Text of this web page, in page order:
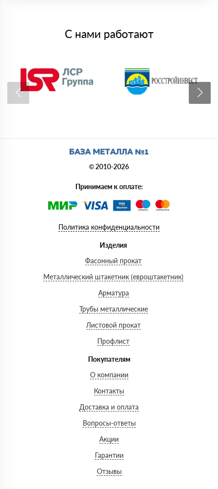
С нами работают
© 2010-2026
Принимаем к оплате:
Политика конфиденциальности
Изделия
Фасонный прокат
Металлический штакетник (евроштакетник)
Арматура
Трубы металлические
Листовой прокат
Профлист
Покупателям
О компании
Контакты
Доставка и оплата
Вопросы-ответы
Акции
Гарантии
Отзывы